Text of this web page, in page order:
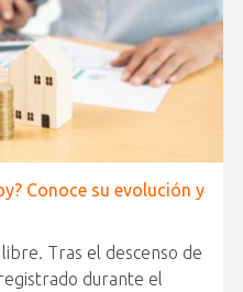
Conoce su evolución y
Tras el descenso de
durante el